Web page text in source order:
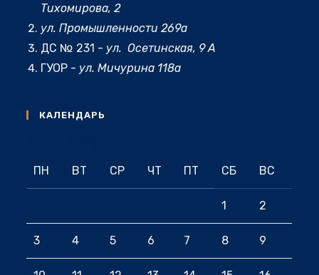
Тихомирова, 2
ул. Промышленности 269а
ДС № 231 - ул. Осетинская, 9 А
ГУОР - ул. Мичурина 118а
КАЛЕНДАРЬ
ПН
ВТ СР ЧТ ПТ СБ ВС
1 2
3 4 5 6 7 8 9